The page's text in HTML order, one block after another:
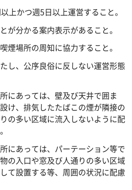
上かつ週5日以上運営すること。
が分かる案内表示があること。
煙場所の周知に協力すること。
し、公序良俗に反しない運営形態
にあっては、壁及び天井で囲ま
け、排気したたばこの煙が隣接の
の多い区域に流入しないように配
にあっては、パーテーション等で
の入口や窓及び人通りの多い区域
て設置する等、周囲の状況に配慮